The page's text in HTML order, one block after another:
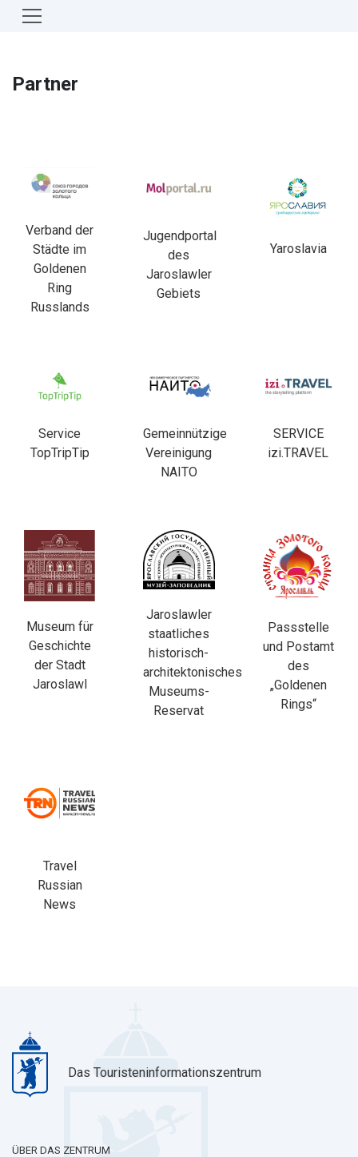
Partner
Verband der
Städte im
Goldenen
Ring
Russlands
Jugendportal
des
Jaroslawler
Gebiets
Yaroslavia
Service
TopTripTip
Gemeinnützige
Vereinigung
NAITO
SERVICE
izi.TRAVEL
Museum für
Geschichte
der Stadt
Jaroslawl
Jaroslawler
staatliches
historisch-
architektonisches
Museums-
Reservat
Passstelle
und Postamt
des
„Goldenen
Rings“
Travel
Russian
News
Das Touristeninformationszentrum
ÜBER DAS ZENTRUM